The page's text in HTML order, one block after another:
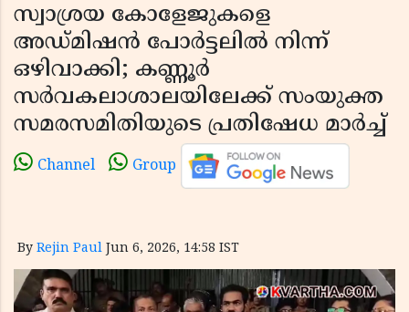
സ്വാശ്രയ കോളേജുകളെ
അഡ്മിഷൻ പോർട്ടലിൽ നിന്ന്
ഒഴിവാക്കി; കണ്ണൂർ
സർവകലാശാലയിലേക്ക് സംയുക്ത
സമരസമിതിയുടെ പ്രതിഷേധ മാർച്ച്
Channel Group
By Rejin Paul Jun 6, 2026, 14:58 IST